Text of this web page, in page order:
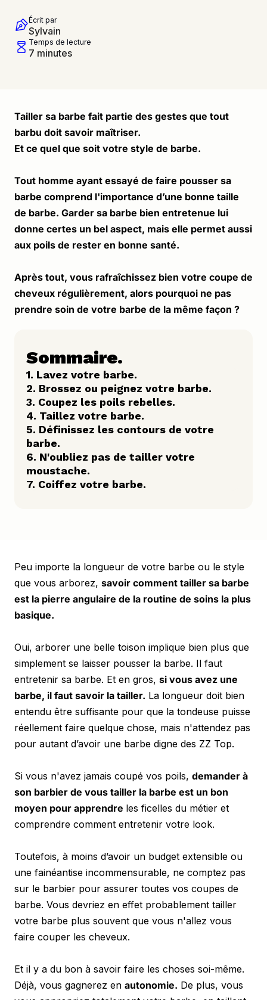
Écrit par
Sylvain
Temps de lecture
7 minutes
Tailler sa barbe fait partie des gestes que tout
barbu doit savoir maîtriser.
Et ce quel que soit votre style de barbe.
Tout homme ayant essayé de faire pousser sa
barbe comprend l'importance d’une bonne taille
de barbe. Garder sa barbe bien entretenue lui
donne certes un bel aspect, mais elle permet aussi
aux poils de rester en bonne santé.
Après tout, vous rafraîchissez bien votre coupe de
cheveux régulièrement, alors pourquoi ne pas
prendre soin de votre barbe de la même façon ?
Sommaire.
1. Lavez votre barbe.
2. Brossez ou peignez votre barbe.
3. Coupez les poils rebelles.
4. Taillez votre barbe.
5. Définissez les contours de votre
barbe.
6. N'oubliez pas de tailler votre
moustache.
7. Coiffez votre barbe.
Peu importe la longueur de votre barbe ou le style
que vous arborez, savoir comment tailler sa barbe
est la pierre angulaire de la routine de soins la plus
basique.
Oui, arborer une belle toison implique bien plus que
simplement se laisser pousser la barbe. Il faut
entretenir sa barbe. Et en gros, si vous avez une
barbe, il faut savoir la tailler. La longueur doit bien
entendu être suffisante pour que la tondeuse puisse
réellement faire quelque chose, mais n'attendez pas
pour autant d’avoir une barbe digne des ZZ Top.
Si vous n'avez jamais coupé vos poils, demander à
son barbier de vous tailler la barbe est un bon
moyen pour apprendre les ficelles du métier et
comprendre comment entretenir votre look.
Toutefois, à moins d’avoir un budget extensible ou
une fainéantise incommensurable, ne comptez pas
sur le barbier pour assurer toutes vos coupes de
barbe. Vous devriez en effet probablement tailler
votre barbe plus souvent que vous n'allez vous
faire couper les cheveux.
Et il y a du bon à savoir faire les choses soi-même.
Déjà, vous gagnerez en autonomie. De plus, vous